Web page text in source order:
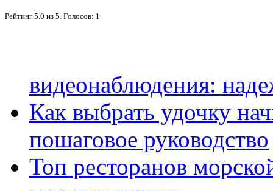
Рейтинг 5.0 из 5 . Голосов: 1
видеонаблюдения:
Как выбрать удочку
пошаговое руководство
Топ ресторанов